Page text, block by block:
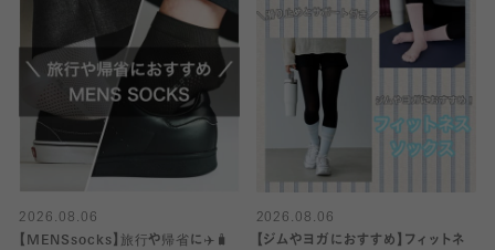
2026.08.06
【MENSsocks】旅行や帰省に✈️🧳
2026.08.06
【ジムやヨガにおすすめ】フィットネ